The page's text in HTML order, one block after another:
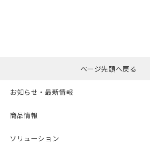
ページ先頭へ戻る
お知らせ・最新情報
商品情報
ソリューション